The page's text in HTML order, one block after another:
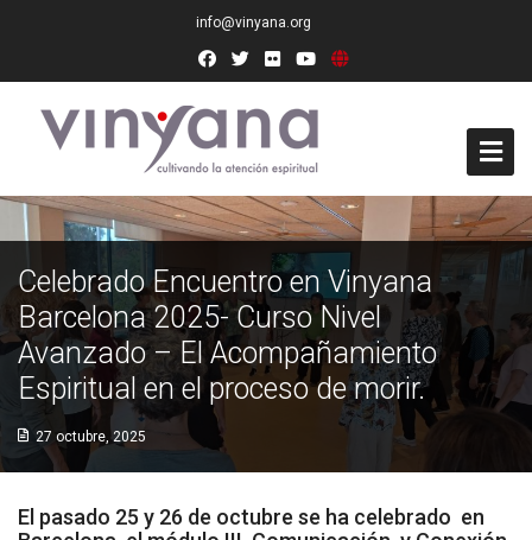
info@vinyana.org
Acceso
Conócenos
Socios Fundadores
Junta Directiva
Presidencia de Honor
Celebrado Encuentro en Vinyana
Barcelona 2025- Curso Nivel
Avanzado – El Acompañamiento
Espiritual en el proceso de morir.
27 octubre, 2025
El pasado 25 y 26 de octubre se ha celebrado en